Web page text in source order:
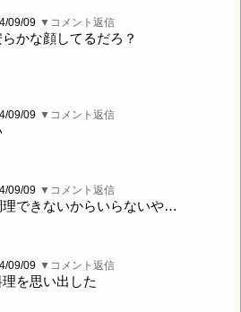
09/09 ▼コメント返信
かな顔してるだろ？
09/09 ▼コメント返信
09/09 ▼コメント返信
できないからいらないや…
09/09 ▼コメント返信
を思い出した